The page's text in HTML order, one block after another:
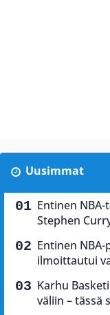
Uusimmat
Entinen
Stephen
Entinen
ilmoittautui
Karhu
väliin – tässä